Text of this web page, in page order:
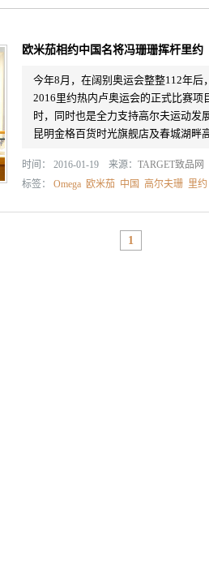
欧米茄相约中国名将冯珊珊挥杆里约
今年8月，在阔别奥运会整整112年后
2016里约热内卢奥运会的正式比赛
时，同时也是全力支持高尔夫运动发
昆明金格百货时光旗舰店及春城湖畔
时间： 2016-01-19 来源： TARGET致品网
标签： Omega 欧米茄 中国 高尔夫珊 里约
1